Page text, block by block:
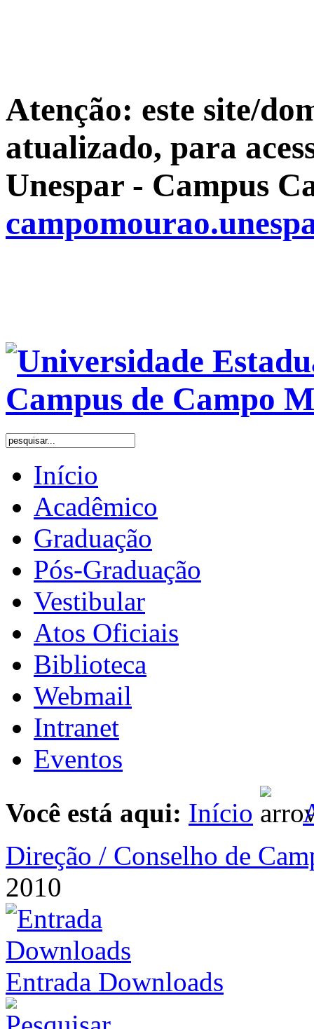
Atenção: este site/
atualizado, para
Unespar - Campus
Início
Acadêmico
Graduação
Pós-Graduação
Vestibular
Atos Oficiais
Biblioteca
Webmail
Intranet
Eventos
Você está aqui: Início
Direção / Conselho de
2010
Entrada Downloads